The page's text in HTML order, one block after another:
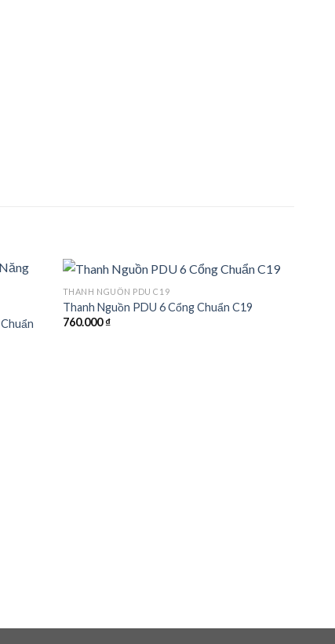
THANH NGUỒN PDU C19
Thanh Nguồn PDU 6 Cổng Chuẩn C19
760.000₫